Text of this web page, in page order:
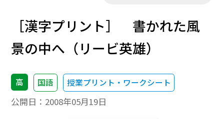
［漢字プリント］ 書かれた風
景の中へ（リービ英雄）
高 国語 授業プリント・ワークシート
公開日： 2008年05月19日